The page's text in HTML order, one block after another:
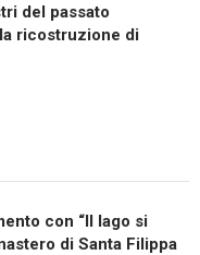
del passato
ricostruzione di
con “Il lago si
di Santa Filippa